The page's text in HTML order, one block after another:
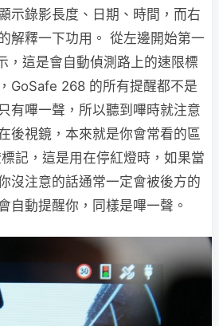
示錄影長度、日期、時間，而右
解釋一下功用。 從左邊開始第一
，這是會自動偵測路上的速限標
GoSafe 268 的所有提醒都不是
有嗶一聲，所以聽到嗶時就注意
後視鏡，本來就是你會常看的區
記，這是用在停紅燈時，如果當
沒注意的話通常一定會被後方的
自動提醒你，同樣是嗶一聲。